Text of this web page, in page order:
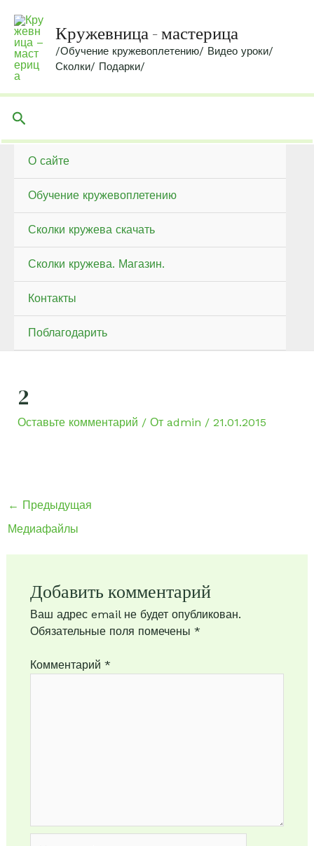
содержимомуКружевница - мастерица
/Обучение кружевоплетению/ Видео уроки/
Сколки/ Подарки/
Поиск
О сайте
Обучение кружевоплетению
Сколки кружева скачать
Сколки кружева. Магазин.
Контакты
Поблагодарить
2
Оставьте комментарий / От admin / 21.01.2015
← Предыдущая
Медиафайлы
Добавить комментарий
Ваш адрес email не будет опубликован.
Обязательные поля помечены *
Комментарий *